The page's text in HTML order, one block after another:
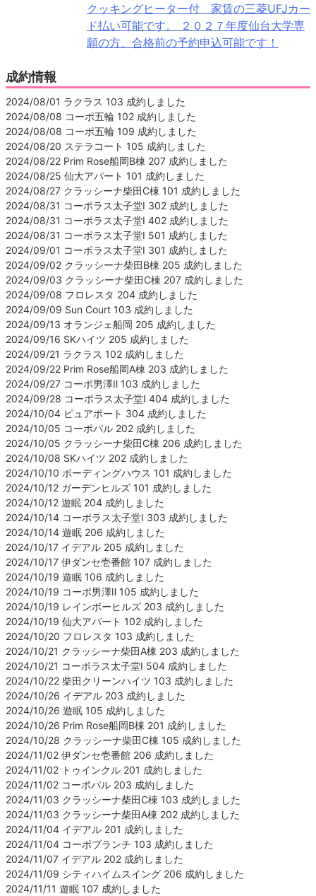
クッキングヒーター付 家賃の三菱UFJカー
ド払い可能です。 ２０２７年度仙台大学専
願の方、合格前の予約申込可能です！
成約情報
2024/08/01 ラクラス 103 成約しました
2024/08/08 コーポ五輪 102 成約しました
2024/08/08 コーポ五輪 109 成約しました
2024/08/20 ステラコート 105 成約しました
2024/08/22 Prim Rose船岡B棟 207 成約しました
2024/08/25 仙大アパート 101 成約しました
2024/08/27 クラッシーナ柴田C棟 101 成約しました
2024/08/31 コーポラス太子堂Ⅰ 302 成約しました
2024/08/31 コーポラス太子堂Ⅰ 402 成約しました
2024/08/31 コーポラス太子堂Ⅰ 501 成約しました
2024/09/01 コーポラス太子堂Ⅰ 301 成約しました
2024/09/02 クラッシーナ柴田B棟 205 成約しました
2024/09/03 クラッシーナ柴田C棟 207 成約しました
2024/09/08 フロレスタ 204 成約しました
2024/09/09 Sun Court 103 成約しました
2024/09/13 オランジェ船岡 205 成約しました
2024/09/16 SKハイツ 205 成約しました
2024/09/21 ラクラス 102 成約しました
2024/09/22 Prim Rose船岡A棟 203 成約しました
2024/09/27 コーポ男澤Ⅱ 103 成約しました
2024/09/28 コーポラス太子堂Ⅰ 404 成約しました
2024/10/04 ピュアポート 304 成約しました
2024/10/05 コーポパル 202 成約しました
2024/10/05 クラッシーナ柴田C棟 206 成約しました
2024/10/08 SKハイツ 202 成約しました
2024/10/10 ボーディングハウス 101 成約しました
2024/10/12 ガーデンヒルズ 101 成約しました
2024/10/12 遊眠 204 成約しました
2024/10/14 コーポラス太子堂Ⅰ 303 成約しました
2024/10/14 遊眠 206 成約しました
2024/10/17 イデアル 205 成約しました
2024/10/17 伊ダンセ壱番館 107 成約しました
2024/10/19 遊眠 106 成約しました
2024/10/19 コーポ男澤Ⅱ 105 成約しました
2024/10/19 レインボーヒルズ 203 成約しました
2024/10/19 仙大アパート 102 成約しました
2024/10/20 フロレスタ 103 成約しました
2024/10/21 クラッシーナ柴田A棟 203 成約しました
2024/10/21 コーポラス太子堂Ⅰ 504 成約しました
2024/10/22 柴田クリーンハイツ 103 成約しました
2024/10/26 イデアル 203 成約しました
2024/10/26 遊眠 105 成約しました
2024/10/26 Prim Rose船岡B棟 201 成約しました
2024/10/28 クラッシーナ柴田C棟 105 成約しました
2024/11/02 伊ダンセ壱番館 206 成約しました
2024/11/02 トゥインクル 201 成約しました
2024/11/02 コーポパル 203 成約しました
2024/11/03 クラッシーナ柴田C棟 103 成約しました
2024/11/03 クラッシーナ柴田A棟 202 成約しました
2024/11/04 イデアル 201 成約しました
2024/11/04 コーポブランチ 103 成約しました
2024/11/07 イデアル 202 成約しました
2024/11/09 シティハイムスイング 206 成約しました
2024/11/11 遊眠 107 成約しました